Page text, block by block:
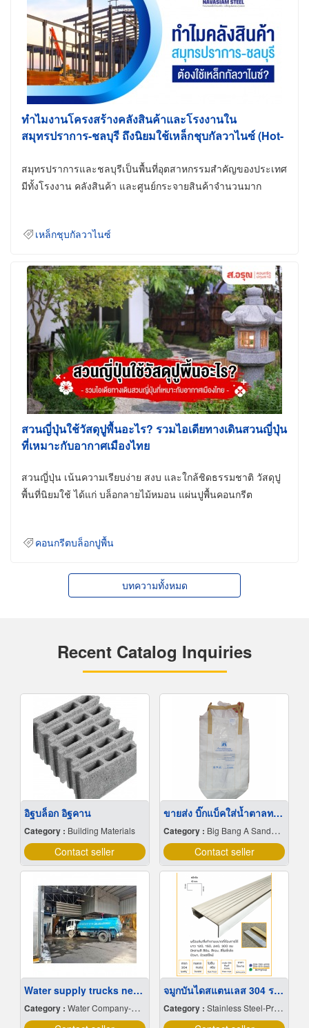
ทำไมงานโครงสร้างคลังสินค้าและโรงงานใน
สมุทรปราการ-ชลบุรี ถึงนิยมใช้เหล็กชุบกัลวาไนซ์ (Hot-
สมุทรปราการและชลบุรีเป็นพื้นที่อุตสาหกรรมสำคัญของประเทศ
มีทั้งโรงงาน คลังสินค้า และศูนย์กระจายสินค้าจำนวนมาก
เหล็กชุบกัลวาไนซ์
สวนญี่ปุ่นใช้วัสดุปูพื้นอะไร? รวมไอเดียทางเดินสวนญี่ปุ่น
ที่เหมาะกับอากาศเมืองไทย
สวนญี่ปุ่น เน้นความเรียบง่าย สงบ และใกล้ชิดธรรมชาติ วัสดุปู
พื้นที่นิยมใช้ ได้แก่ บล็อกลายไม้หมอน แผ่นปูพื้นคอนกรีต
คอนกรีตบล็อกปูพื้น
บทความทั้งหมด
Recent Catalog Inquiries
อิฐบล็อก อิฐคาน
Category : Building Materials
Contact seller
ขายส่ง บิ๊กแบ็คใส่น้ำตาลทราย สมุทรปราการ
Category : Big Bang A Sandbag.
Contact seller
Water supply trucks near me
Category : Water Company-Bulk
จมูกบันไดสแตนเลส 304 ราคาโรงงาน
Category : Stainless Steel-Products